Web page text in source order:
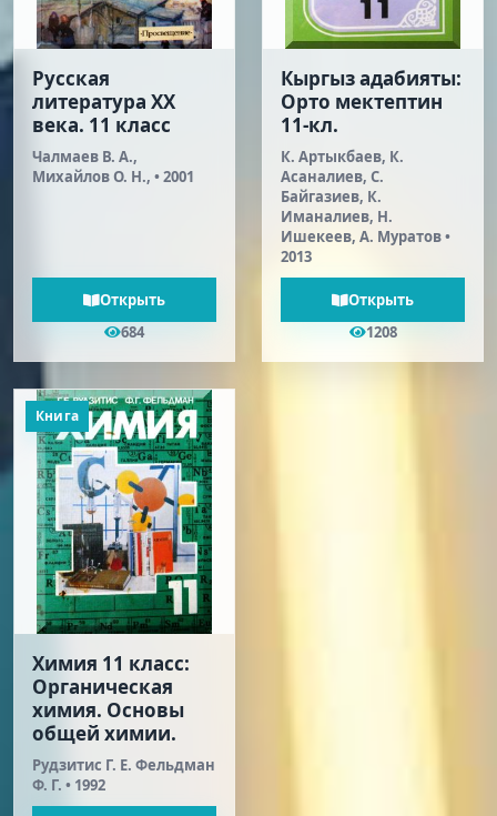
Русская
литература XX
века. 11 класс
Чалмаев В. А.,
Михайлов О. Н., • 2001
Открыть
684
Кыргыз адабияты:
Орто мектептин
11-кл.
К. Артыкбаев, К.
Асаналиев, С.
Байгазиев, К.
Иманалиев, Н.
Ишекеев, А. Муратов •
2013
Открыть
1208
Книга
Химия 11 класс:
Органическая
химия. Основы
общей химии.
Рудзитис Г. E. Фельдман
Ф. Г. • 1992